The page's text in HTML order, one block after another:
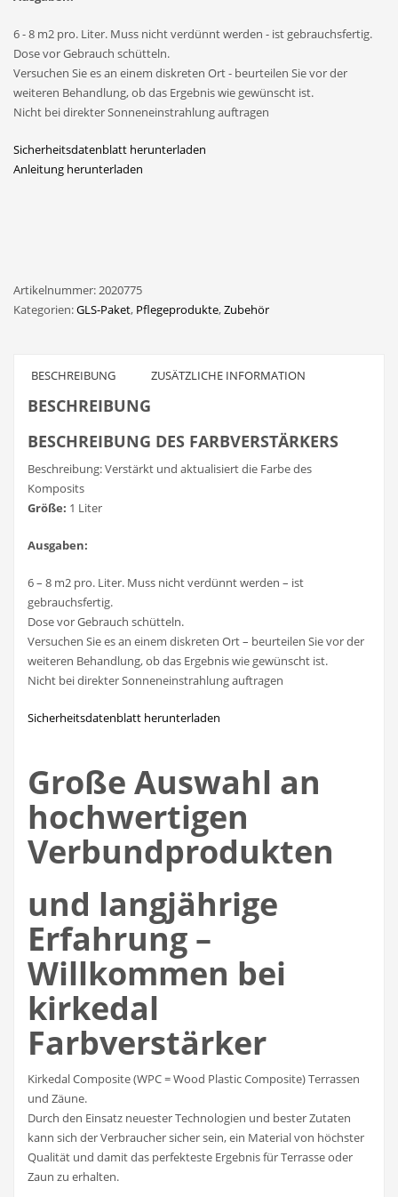
6 - 8 m2 pro. Liter. Muss nicht verdünnt werden - ist gebrauchsfertig.
Dose vor Gebrauch schütteln.
Versuchen Sie es an einem diskreten Ort - beurteilen Sie vor der
weiteren Behandlung, ob das Ergebnis wie gewünscht ist.
Nicht bei direkter Sonneneinstrahlung auftragen
Sicherheitsdatenblatt herunterladen
Anleitung herunterladen
Artikelnummer: 2020775
Kategorien:GLS-Paket, Pflegeprodukte,Zubehör
BESCHREIBUNG ZUSÄTZLICHE INFORMATION
BESCHREIBUNG
BESCHREIBUNG DES FARBVERSTÄRKERS
Beschreibung: Verstärkt und aktualisiert die Farbe des
Komposits
Größe: 1 Liter
Ausgaben:
6 – 8 m2 pro. Liter. Muss nicht verdünnt werden – ist
gebrauchsfertig.
Dose vor Gebrauch schütteln.
Versuchen Sie es an einem diskreten Ort – beurteilen Sie vor der
weiteren Behandlung, ob das Ergebnis wie gewünscht ist.
Nicht bei direkter Sonneneinstrahlung auftragen
Sicherheitsdatenblatt herunterladen
Große Auswahl an
hochwertigen
Verbundprodukten
und langjährige
Erfahrung –
Willkommen bei
kirkedal
Farbverstärker
Kirkedal Composite (WPC = Wood Plastic Composite) Terrassen
und Zäune.
Durch den Einsatz neuester Technologien und bester Zutaten
kann sich der Verbraucher sicher sein, ein Material von höchster
Qualität und damit das perfekteste Ergebnis für Terrasse oder
Zaun zu erhalten.